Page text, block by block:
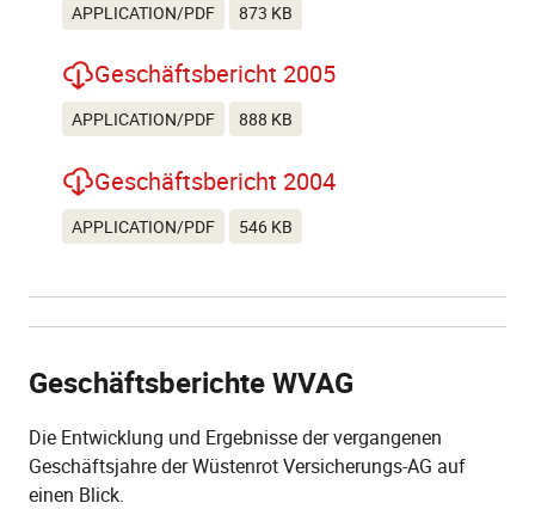
APPLICATION/PDF 873 KB
Geschäftsbericht 2005
APPLICATION/PDF 888 KB
Geschäftsbericht 2004
APPLICATION/PDF 546 KB
Geschäftsberichte WVAG
Die Entwicklung und Ergebnisse der vergangenen
Geschäftsjahre der Wüstenrot Versicherungs-AG auf
einen Blick.